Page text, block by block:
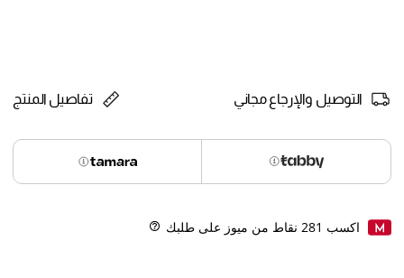
التوصيل والإرجاع مجاني تفاصيل المنتج
اكسب281نقاط من ميوز على طلبك